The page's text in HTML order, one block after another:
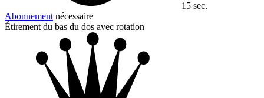
15 sec.
Abonnement nécessaire
Étirement du bas du dos avec rotation